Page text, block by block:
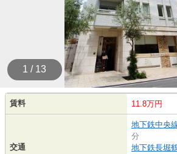
1 / 13
賃料 11.8万円
交通
地下鉄中央
分
地下鉄長堀